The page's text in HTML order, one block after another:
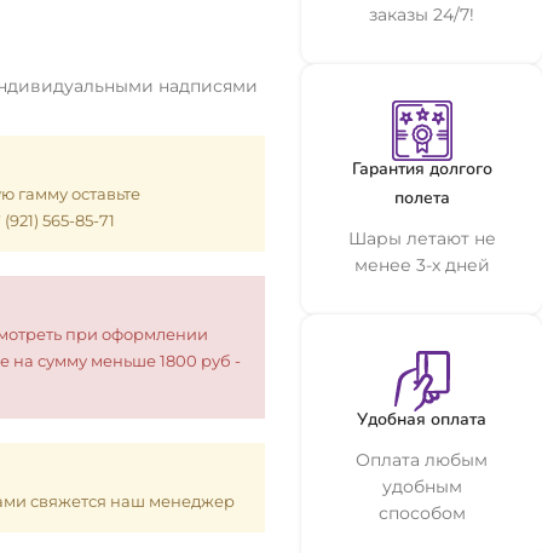
надписями
гамму оставьте
565-85-71
при оформлении
на сумму меньше 1800 руб -
свяжется наш менеджер
заказы 24/7!
Гарантия долгого
полета
Шары летают не
менее 3-х дней
Удобная оплата
Оплата любым
удобным
способом